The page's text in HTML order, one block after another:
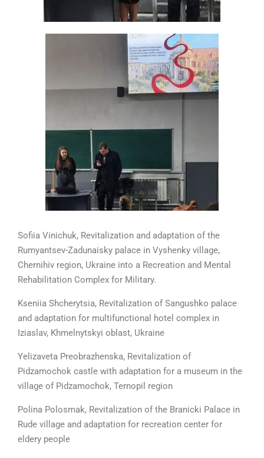
Sofiia Vinichuk, Revitalization and adaptation of the
Rumyantsev-Zadunaisky palace in Vyshenky village,
Chernihiv region, Ukraine into a Recreation and Mental
Rehabilitation Complex for Military.
Kseniia Shcherytsia, Revitalization of Sangushko palace
and adaptation for multifunctional hotel complex in
Iziaslav, Khmelnytskyi oblast, Ukraine
Yelizaveta Preobrazhenska, Revitalization of
Pidzamochok castle with adaptation for a museum in the
village of Pidzamochok, Ternopil region
Polina Polosmak, Revitalization of the Branicki Palace in
Rude village and adaptation for recreation center for
eldery people